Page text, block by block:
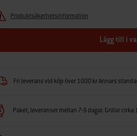
Produktsäkerhetsinformation
Lägg till i
Fri leverans vid köp över 1000 kr Annars
Paket, leveranser mellan 7-9 dagar. Grillar cirka